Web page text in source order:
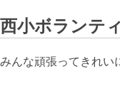
西小ボランテ
みんな頑張ってきれい